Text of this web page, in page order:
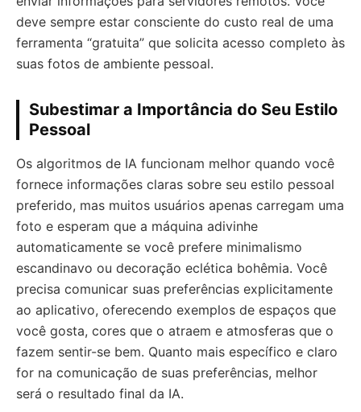
deve sempre estar consciente do custo real de uma
ferramenta “gratuita” que solicita acesso completo às
suas fotos de ambiente pessoal.
Subestimar a Importância do Seu Estilo
Pessoal
Os algoritmos de IA funcionam melhor quando você
fornece informações claras sobre seu estilo pessoal
preferido, mas muitos usuários apenas carregam uma
foto e esperam que a máquina adivinhe
automaticamente se você prefere minimalismo
escandinavo ou decoração eclética bohêmia. Você
precisa comunicar suas preferências explicitamente
ao aplicativo, oferecendo exemplos de espaços que
você gosta, cores que o atraem e atmosferas que o
fazem sentir-se bem. Quanto mais específico e claro
for na comunicação de suas preferências, melhor
será o resultado final da IA.